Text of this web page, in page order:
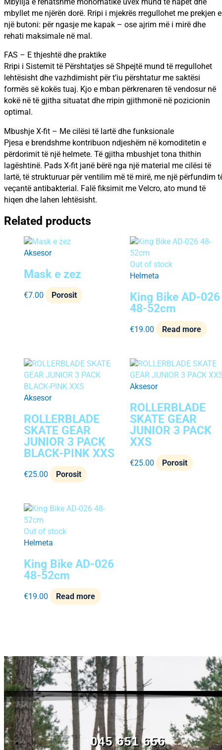
mbyllet me njërën dorë. Rripi i mjekrës rregullohet me prekjen e
një butoni: për ngasje me kapak – ose ajrim më i mirë dhe
rehati maksimale në mal.
FAS – E thjeshtë dhe praktike
Rripi i Sistemit të Përshtatjes së Shpejtë mund të rregullohet
lehtësisht dhe vazhdimisht për t’iu përshtatur me saktësi
formës së kokës tuaj. Kjo e mban përkrenaren të vendosur në
kokë në të gjitha situatat dhe rripin gjithmonë në pozicionin
optimal.
Mbushje X-fit – Me cilësi të lartë dhe funksionale
Pjesa e brendshme kontribuon ndjeshëm në komoditetin e
përdorimit të një helmete. Të gjitha mbushjet tona thithin
lagështinë. Pads X-fit janë bërë nga një material me cilësi të
lartë, të strukturuar për ventilim më të mirë, me një përfundim
veçantë antibakterial. Falë fiksimit me Velcro, ato mund të
hiqen dhe lahen lehtësisht.
Related products
Aksesor
Mask e zez
€7.00 Porosit
Out of stock
Helmeta
King Bike AD-026
48-52cm
€19.00 Read more
Aksesor
ROLLERBLADE
SKATE GEAR
JUNIOR 3 PACK
BLACK-PINK XXS
€25.00 Porosit
Aksesor
ROLLERBLADE
SKATE GEAR
JUNIOR 3 PACK
XXS
€25.00 Porosit
Out of stock
Helmeta
King Bike AD-026
48-52cm
€19.00 Read more
045 651 656